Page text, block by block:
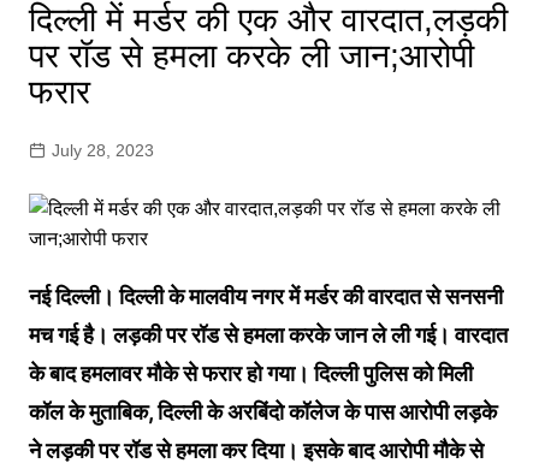
दिल्ली में मर्डर की एक और वारदात,लड़की
पर रॉड से हमला करके ली जान;आरोपी
फरार
July 28, 2023
नई दिल्ली। दिल्ली के मालवीय नगर में मर्डर की वारदात से सनसनी
मच गई है। लड़की पर रॉड से हमला करके जान ले ली गई। वारदात
के बाद हमलावर मौके से फरार हो गया। दिल्ली पुलिस को मिली
कॉल के मुताबिक, दिल्ली के अरबिंदो कॉलेज के पास आरोपी लड़के
ने लड़की पर रॉड से हमला कर दिया। इसके बाद आरोपी मौके से